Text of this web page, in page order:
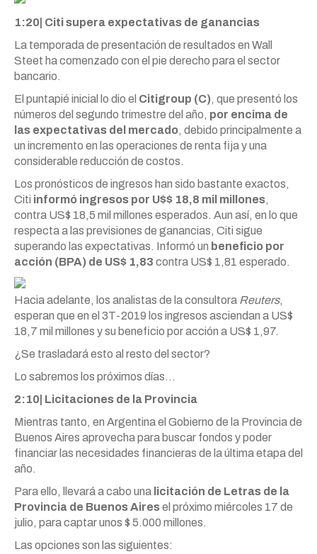
1:20| Citi supera expectativas de ganancias
La temporada de presentación de resultados en Wall
Steet ha comenzado con el pie derecho para el sector
bancario.
El puntapié inicial lo dio el Citigroup (C), que presentó los
números del segundo trimestre del año, por encima de
las expectativas del mercado, debido principalmente a
un incremento en las operaciones de renta fija y una
considerable reducción de costos.
Los pronósticos de ingresos han sido bastante exactos,
Citi informó ingresos por U$$ 18,8 mil millones,
contra US$ 18,5 mil millones esperados. Aun así, en lo que
respecta a las previsiones de ganancias, Citi sigue
superando las expectativas. Informó un beneficio por
acción (BPA) de US$ 1,83 contra US$ 1,81 esperado.
Hacia adelante, los analistas de la consultora Reuters,
esperan que en el 3T-2019 los ingresos asciendan a US$
18,7 mil millones y su beneficio por acción a US$ 1,97.
¿Se trasladará esto al resto del sector?
Lo sabremos los próximos días…
2:10| Licitaciones de la Provincia
Mientras tanto, en Argentina el Gobierno de la Provincia de
Buenos Aires aprovecha para buscar fondos y poder
financiar las necesidades financieras de la última etapa del
año.
Para ello, llevará a cabo una licitación de Letras de la
Provincia de Buenos Airesel próximo miércoles 17 de
julio, para captar unos $ 5.000 millones.
Las opciones son las siguientes: